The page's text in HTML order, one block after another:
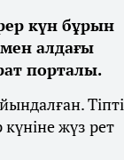
күн бұрын
алдағы
порталы.
Тіпті
жүз рет